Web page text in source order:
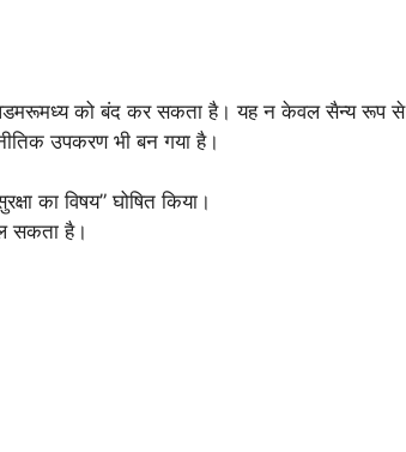
को बंद कर सकता है। यह न केवल सैन्य रूप से
उपकरण भी बन गया है।
का विषय” घोषित किया।
सकता है।